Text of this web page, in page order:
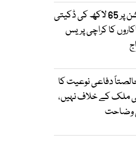
ایدھی فاؤنڈیشن پر 65 لاکھ کی ڈکیتی
کا کراچی پریس
دفاعی نوعیت کا
ملک کے خلاف نہیں،
وضاحت